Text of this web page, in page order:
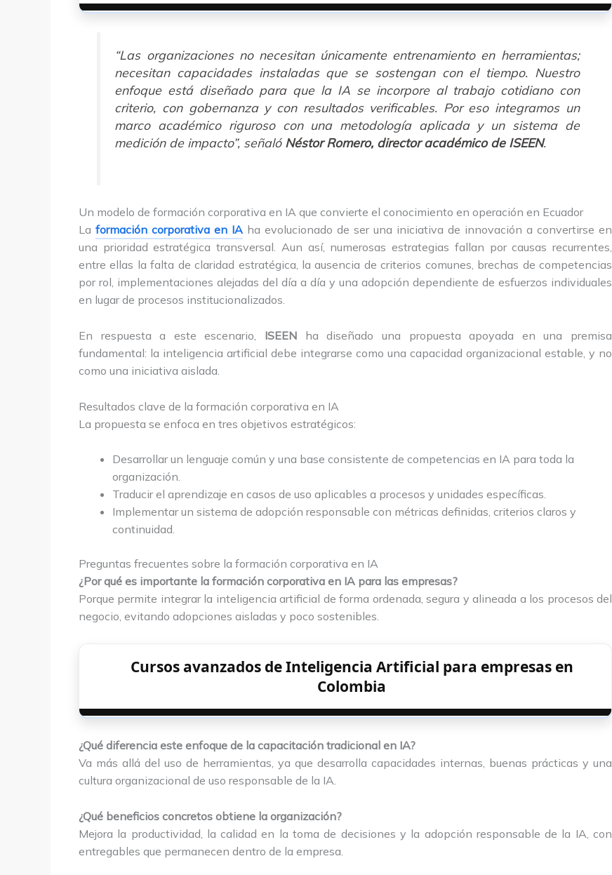
“Las organizaciones no necesitan únicamente entrenamiento en herramientas;
necesitan capacidades instaladas que se sostengan con el tiempo. Nuestro
enfoque está diseñado para que la IA se incorpore al trabajo cotidiano con
criterio, con gobernanza y con resultados verificables. Por eso integramos un
marco académico riguroso con una metodología aplicada y un sistema de
medición de impacto”, señaló Néstor Romero, director académico de ISEEN.
Un modelo de formación corporativa en IA que convierte el conocimiento en operación en Ecuador
La formación corporativa en IAha evolucionado de ser una iniciativa de innovación a convertirse en
una prioridad estratégica transversal. Aun así, numerosas estrategias fallan por causas recurrentes,
entre ellas la falta de claridad estratégica, la ausencia de criterios comunes, brechas de competencias
por rol, implementaciones alejadas del día a día y una adopción dependiente de esfuerzos individuales
en lugar de procesos institucionalizados.
En respuesta a este escenario, ISEEN ha diseñado una propuesta apoyada en una premisa
fundamental: la inteligencia artificial debe integrarse como una capacidad organizacional estable, y no
como una iniciativa aislada.
Resultados clave de la formación corporativa en IA
La propuesta se enfoca en tres objetivos estratégicos:
Desarrollar un lenguaje común y una base consistente de competencias en IA para toda la
organización.
Traducir el aprendizaje en casos de uso aplicables a procesos y unidades específicas.
Implementar un sistema de adopción responsable con métricas definidas, criterios claros y
continuidad.
Preguntas frecuentes sobre la formación corporativa en IA
¿Por qué es importante la formación corporativa en IA para las empresas?
Porque permite integrar la inteligencia artificial de forma ordenada, segura y alineada a los procesos del
negocio, evitando adopciones aisladas y poco sostenibles.
Cursos avanzados de Inteligencia Artificial para empresas en
Colombia
¿Qué diferencia este enfoque de la capacitación tradicional en IA?
Va más allá del uso de herramientas, ya que desarrolla capacidades internas, buenas prácticas y una
cultura organizacional de uso responsable de la IA.
¿Qué beneficios concretos obtiene la organización?
Mejora la productividad, la calidad en la toma de decisiones y la adopción responsable de la IA, con
entregables que permanecen dentro de la empresa.